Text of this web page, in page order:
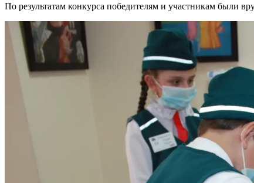
По результатам конкурса победителям и участникам были